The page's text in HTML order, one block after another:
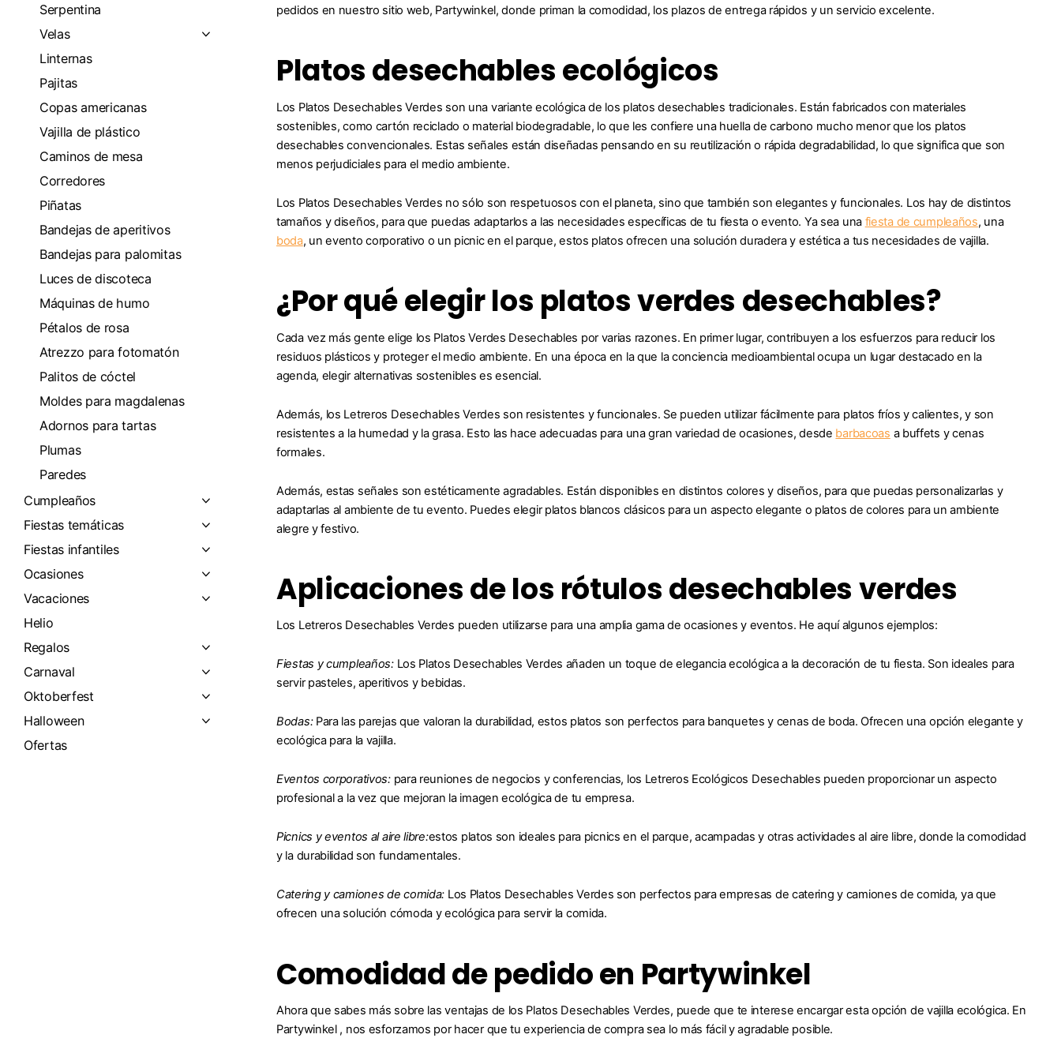
pedidos en nuestro sitio web, Partywinkel, donde priman la comodidad, los plazos de entrega rápidos y un servicio excelente.
Platos desechables ecológicos
Los Platos Desechables Verdes son una variante ecológica de los platos desechables tradicionales. Están fabricados con materiales
sostenibles, como cartón reciclado o material biodegradable, lo que les confiere una huella de carbono mucho menor que los platos
desechables convencionales. Estas señales están diseñadas pensando en su reutilización o rápida degradabilidad, lo que significa que son
menos perjudiciales para el medio ambiente.
Los Platos Desechables Verdes no sólo son respetuosos con el planeta, sino que también son elegantes y funcionales. Los hay de distintos
tamaños y diseños, para que puedas adaptarlos a las necesidades específicas de tu fiesta o evento. Ya sea una fiesta de cumpleaños, una
boda, un evento corporativo o un picnic en el parque, estos platos ofrecen una solución duradera y estética a tus necesidades de vajilla.
¿Por qué elegir los platos verdes desechables?
Cada vez más gente elige los Platos Verdes Desechables por varias razones. En primer lugar, contribuyen a los esfuerzos para reducir los
residuos plásticos y proteger el medio ambiente. En una época en la que la conciencia medioambiental ocupa un lugar destacado en la
agenda, elegir alternativas sostenibles es esencial.
Además, los Letreros Desechables Verdes son resistentes y funcionales. Se pueden utilizar fácilmente para platos fríos y calientes, y son
resistentes a la humedad y la grasa. Esto las hace adecuadas para una gran variedad de ocasiones, desde barbacoas a buffets y cenas
formales.
Además, estas señales son estéticamente agradables. Están disponibles en distintos colores y diseños, para que puedas personalizarlas y
adaptarlas al ambiente de tu evento. Puedes elegir platos blancos clásicos para un aspecto elegante o platos de colores para un ambiente
alegre y festivo.
Aplicaciones de los rótulos desechables verdes
Los Letreros Desechables Verdes pueden utilizarse para una amplia gama de ocasiones y eventos. He aquí algunos ejemplos:
Fiestas y cumpleaños:Los Platos Desechables Verdes añaden un toque de elegancia ecológica a la decoración de tu fiesta. Son ideales para
servir pasteles, aperitivos y bebidas.
Bodas:Para las parejas que valoran la durabilidad, estos platos son perfectos para banquetes y cenas de boda. Ofrecen una opción elegante y
ecológica para la vajilla.
Eventos corporativos:para reuniones de negocios y conferencias, los Letreros Ecológicos Desechables pueden proporcionar un aspecto
profesional a la vez que mejoran la imagen ecológica de tu empresa.
Picnics y eventos al aire libre:estos platos son ideales para picnics en el parque, acampadas y otras actividades al aire libre, donde la comodidad
y la durabilidad son fundamentales.
Catering y camiones de comida: Los Platos Desechables Verdes son perfectos para empresas de catering y camiones de comida, ya que
ofrecen una solución cómoda y ecológica para servir la comida.
Comodidad de pedido en Partywinkel
Ahora que sabes más sobre las ventajas de los Platos Desechables Verdes, puede que te interese encargar esta opción de vajilla ecológica. En
Partywinkel , nos esforzamos por hacer que tu experiencia de compra sea lo más fácil y agradable posible.
Serpentina
Velas
Linternas
Pajitas
Copas americanas
Vajilla de plástico
Caminos de mesa
Corredores
Piñatas
Bandejas de aperitivos
Bandejas para palomitas
Luces de discoteca
Máquinas de humo
Pétalos de rosa
Atrezzo para fotomatón
Palitos de cóctel
Moldes para magdalenas
Adornos para tartas
Plumas
Paredes
Cumpleaños
Fiestas temáticas
Fiestas infantiles
Ocasiones
Vacaciones
Helio
Regalos
Carnaval
Oktoberfest
Halloween
Ofertas